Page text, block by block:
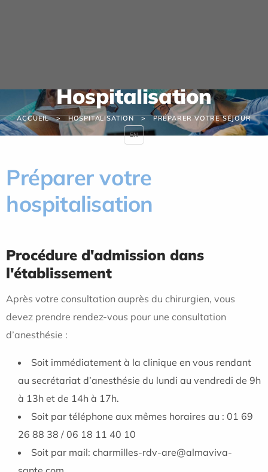
Hospitalisation
ACCUEIL HOSPITALISATION PRÉPARER VOTRE SÉJOUR
Préparer votre
hospitalisation
Procédure d'admission dans
l'établissement
Après votre consultation auprès du chirurgien, vous
devez prendre rendez-vous pour une consultation
d’anesthésie :
Soit immédiatement à la clinique en vous rendant
au secrétariat d’anesthésie du lundi au vendredi de 9h
à 13h et de 14h à 17h.
Soit par téléphone aux mêmes horaires au : 01 69
26 88 38 / 06 18 11 40 10
Soit par mail: charmilles-rdv-are@almaviva-
EN